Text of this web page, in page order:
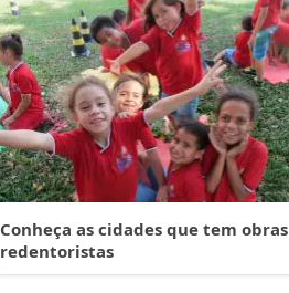
Conheça as cidades que tem obras
redentoristas